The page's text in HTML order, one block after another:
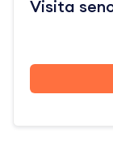
Visita